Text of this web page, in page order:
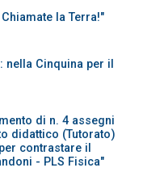
la Terra!"
nella Cinquina per il
di n. 4 assegni
didattico (Tutorato)
contrastare il
- PLS Fisica"